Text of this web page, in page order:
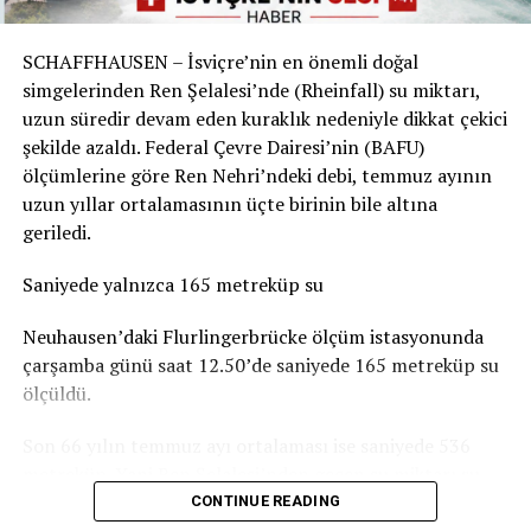
durumun genel olarak dramatik olmadığını belirtiyor.
Basel-Landschaft yetkilileri de şehir merkezindeki ve
insanların yemek yemek veya vakit geçirmek için
kullandığı parkların, ormanlık alanlardaki oyun
parklarına göre daha fazla kirlendiğine dikkat çekiyor.
Sigarasız çocuk parkları yaygınlaşıyor
İsviçre’deki Stop2Drop girişiminin verilerine göre şu
anda 24 belediye sigarasız ve temiz çocuk parkı
uygulamasını kullanıyor.
Aarau’da da seçilen 10 çocuk parkında yaklaşık iki ay
belediyeye göre deneme döneminde kirlilikte belirgin bir
SCHAFFHAUSEN – İsviçre’nin en önemli doğal
simgelerinden Ren Şelalesi’nde (Rheinfall) su miktarı,
uzun süredir devam eden kuraklık nedeniyle dikkat çekici
şekilde azaldı. Federal Çevre Dairesi’nin (BAFU)
ölçümlerine göre Ren Nehri’ndeki debi, temmuz ayının
uzun yıllar ortalamasının üçte birinin bile altına
geriledi.
Saniyede yalnızca 165 metreküp su
Neuhausen’daki Flurlingerbrücke ölçüm istasyonunda
çarşamba günü saat 12.50’de saniyede 165 metreküp su
ölçüldü.
anda normal bir temmuz ayındaki seviyenin yaklaşık
CONTINUE READING